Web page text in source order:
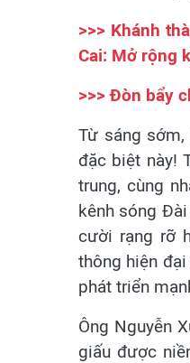
>>> Khánh
Cai: Mở rộng
>>> Đòn bẩy
Từ sáng
đặc biệt này!
trung, cùng
kênh sóng
cười rạng rỡ
thông hiện
phát triển
Ông Nguyễn
giấu được